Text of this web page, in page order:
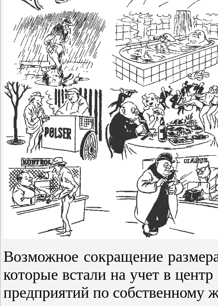
Возможное сокращение
которые встали на учет в
предприятий по собственному